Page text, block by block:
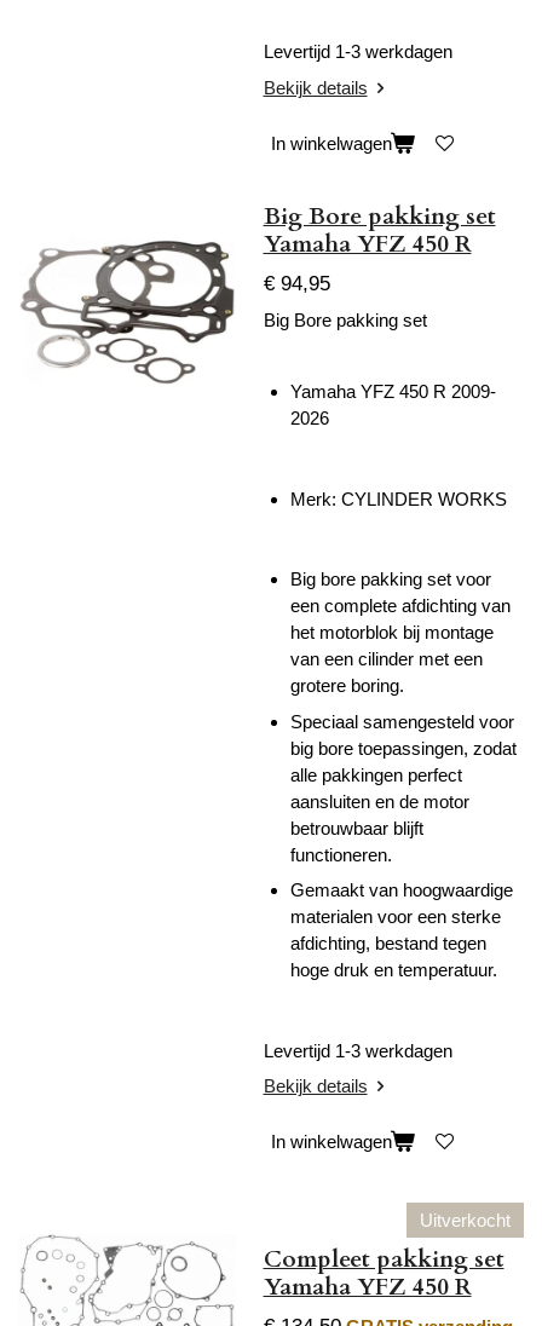
Levertijd 1-3 werkdagen
Bekijk details
In winkelwagen
Big Bore pakking set
Yamaha YFZ 450 R
€ 94,95
Big Bore pakking set
Yamaha YFZ 450 R 2009-
2026
Merk: CYLINDER WORKS
Big bore pakking set voor
een complete afdichting van
het motorblok bij montage
van een cilinder met een
grotere boring.
Speciaal samengesteld voor
big bore toepassingen, zodat
alle pakkingen perfect
aansluiten en de motor
betrouwbaar blijft
functioneren.
Gemaakt van hoogwaardige
materialen voor een sterke
afdichting, bestand tegen
hoge druk en temperatuur.
Levertijd 1-3 werkdagen
Bekijk details
In winkelwagen
Uitverkocht
Compleet pakking set
Yamaha YFZ 450 R